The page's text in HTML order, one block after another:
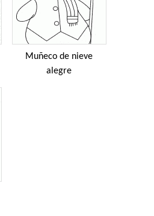
Muñeco de nieve
alegre